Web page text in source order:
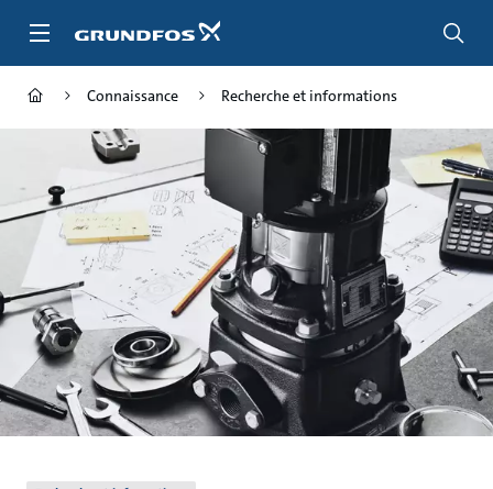
Connaissance Recherche et informations